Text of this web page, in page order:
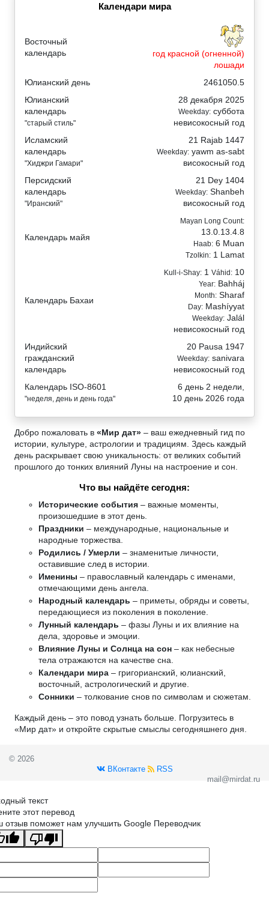
Календари мира
Восточный
календарь
год красной (огненной)
лошади
Юлианский день
2461050.5
Юлианский
календарь
"старый стиль"
28 декабря 2025
Weekday: суббота
невисокосный год
Исламский
календарь
"Хиджри Гамари"
21 Rajab 1447
Weekday: yawm as-sabt
високосный год
Персидский
календарь
"Иранский"
21 Dey 1404
Weekday: Shanbeh
високосный год
Календарь майя
Mayan Long Count:
13.0.13.4.8
Haab: 6 Muan
Tzolkin: 1 Lamat
Календарь Бахаи
Kull-i-Shay: 1 Váhid: 10
Year: Bahháj
Month: Sharaf
Day: Mashíyyat
Weekday: Jalál
невисокосный год
Индийский
гражданский
календарь
20 Pausa 1947
Weekday: sanivara
невисокосный год
Календарь ISO-8601
"неделя, день и день года"
6 день 2 недели,
10 день 2026 года
Добро пожаловать в «Мир дат» – ваш ежедневный гид по
истории, культуре, астрологии и традициям. Здесь каждый
день раскрывает свою уникальность: от великих событий
прошлого до тонких влияний Луны на настроение и сон.
Что вы найдёте сегодня:
Исторические события – важные моменты,
произошедшие в этот день.
Праздники – международные, национальные и
народные торжества.
Родились / Умерли – знаменитые личности,
оставившие след в истории.
Именины – православный календарь с именами,
отмечающими день ангела.
Народный календарь – приметы, обряды и советы,
передающиеся из поколения в поколение.
Лунный календарь – фазы Луны и их влияние на
дела, здоровье и эмоции.
Влияние Луны и Солнца на сон – как небесные
тела отражаются на качестве сна.
Календари мира – григорианский, юлианский,
восточный, астрологический и другие.
Сонники – толкование снов по символам и сюжетам.
Каждый день – это повод узнать больше. Погрузитесь в
«Мир дат» и откройте скрытые смыслы сегодняшнего дня.
© 2026
ВКонтакте
RSS
mail@mirdat.ru
текст
этот перевод
отзыв поможет нам улучшить Google Переводчик